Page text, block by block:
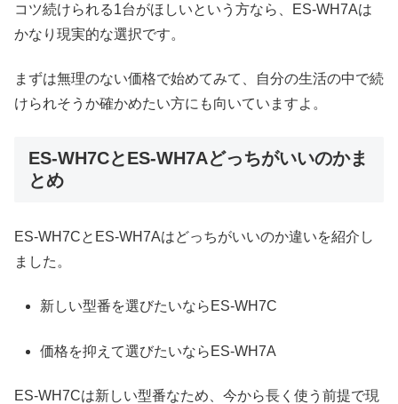
コツ続けられる1台がほしいという方なら、ES-WH7Aは
かなり現実的な選択です。
まずは無理のない価格で始めてみて、自分の生活の中で続
けられそうか確かめたい方にも向いていますよ。
ES-WH7CとES-WH7Aどっちがいいのかま
とめ
ES-WH7CとES-WH7Aはどっちがいいのか違いを紹介し
ました。
新しい型番を選びたいならES-WH7C
価格を抑えて選びたいならES-WH7A
ES-WH7Cは新しい型番なため、今から長く使う前提で現